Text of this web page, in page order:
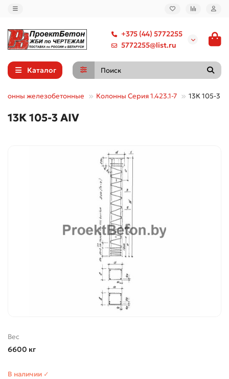
+375 (44) 5772255
5772255@list.ru
Каталог
железобетонные Колонны Серия 1.423.1-7 13К 105-3
13К 105-3 АIV
Вес
6600 кг
В наличии ✓